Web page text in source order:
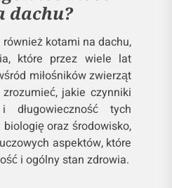
dachu?
kotami na dachu,
które przez wiele lat
miłośników zwierząt
jakie czynniki
tych
oraz środowisko,
aspektów, które
i ogólny stan zdrowia.